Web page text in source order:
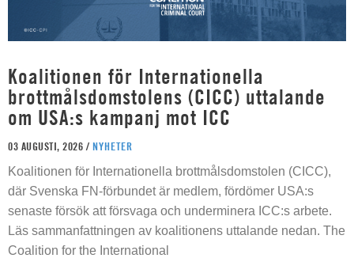
Koalitionen för Internationella
brottmålsdomstolens (CICC) uttalande
om USA:s kampanj mot ICC
03 AUGUSTI, 2026 / NYHETER
Koalitionen för Internationella brottmålsdomstolen (CICC),
där Svenska FN-förbundet är medlem, fördömer USA:s
senaste försök att försvaga och underminera ICC:s arbete.
Läs sammanfattningen av koalitionens uttalande nedan. The
Coalition for the International